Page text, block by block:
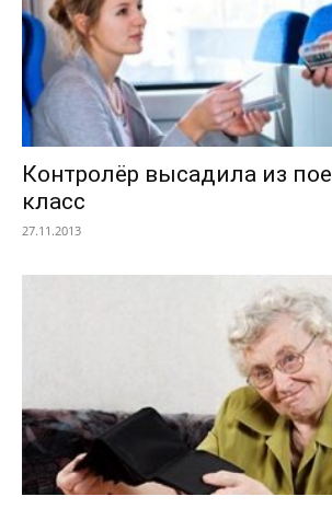
Контролёр высадила из
класс
27.11.2013